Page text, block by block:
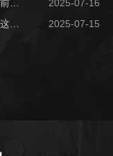
2025-07-16
2025-07-15